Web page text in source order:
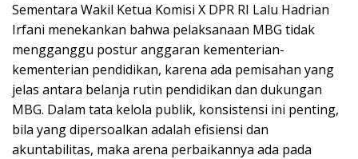
Sementara Wakil Ketua Komisi X DPR RI Lalu Hadrian
Irfani menekankan bahwa pelaksanaan MBG tidak
mengganggu postur anggaran kementerian-
kementerian pendidikan, karena ada pemisahan yang
jelas antara belanja rutin pendidikan dan dukungan
MBG. Dalam tata kelola publik, konsistensi ini penting,
bila yang dipersoalkan adalah efisiensi dan
akuntabilitas, maka arena perbaikannya ada pada